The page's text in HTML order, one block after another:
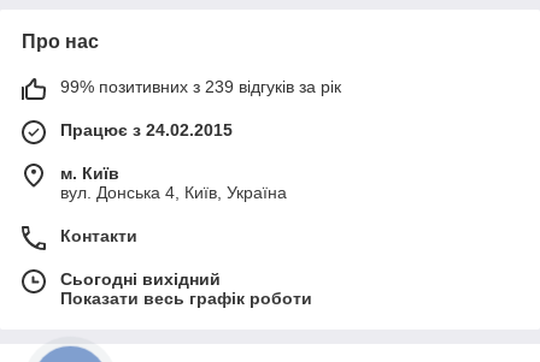
Про нас
99% позитивних з 239 відгуків за рік
Працює з 24.02.2015
м. Київ
вул. Донська 4, Київ, Україна
Контакти
Сьогодні вихідний
Показати весь графік роботи